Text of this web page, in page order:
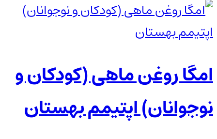
امگا روغن ماهی (کودکان و
نوجوانان) اپتیمم بهستان